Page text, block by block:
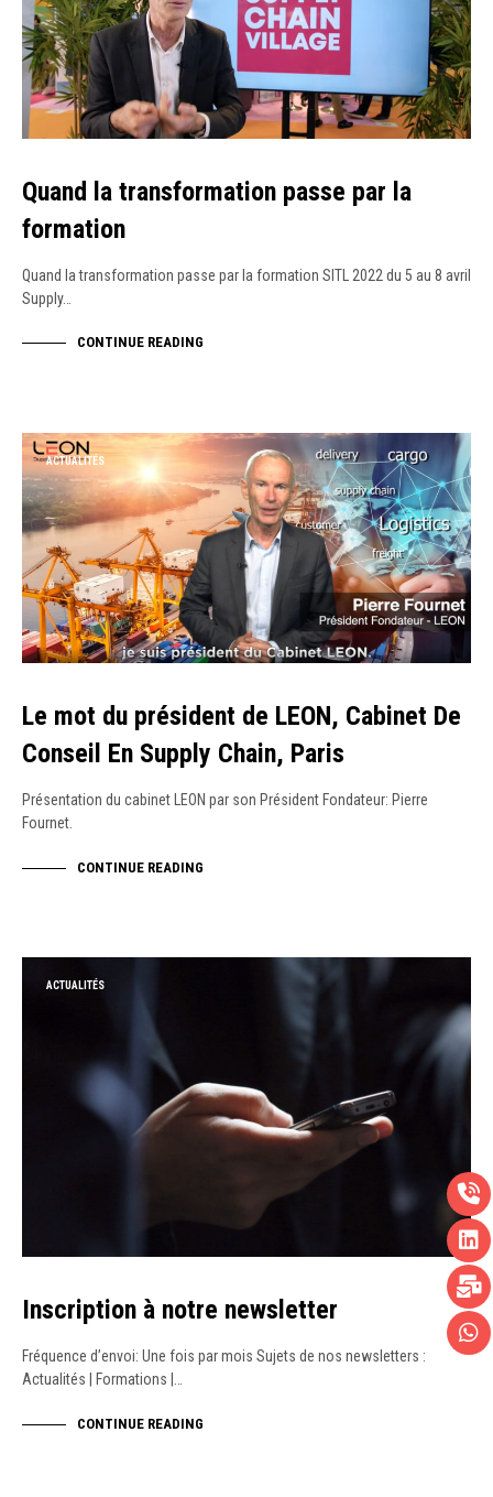
Quand la transformation passe par la
formation
Quand la transformation passe par la formation SITL 2022 du 5 au 8 avril
Supply…
CONTINUE READING
ACTUALITÉS
Le mot du président de LEON, Cabinet De
Conseil En Supply Chain, Paris
Présentation du cabinet LEON par son Président Fondateur: Pierre
Fournet.
CONTINUE READING
ACTUALITÉS
Inscription à notre newsletter
Fréquence d’envoi: Une fois par mois Sujets de nos newsletters :
Actualités | Formations |…
CONTINUE READING